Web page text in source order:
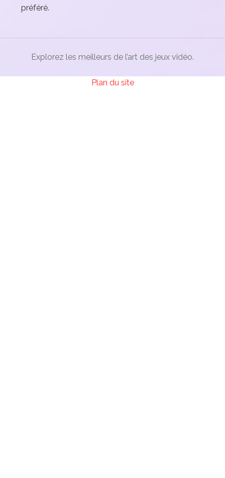
préféré.
Explorez les meilleurs de l’art des jeux vidéo.
Plan du site